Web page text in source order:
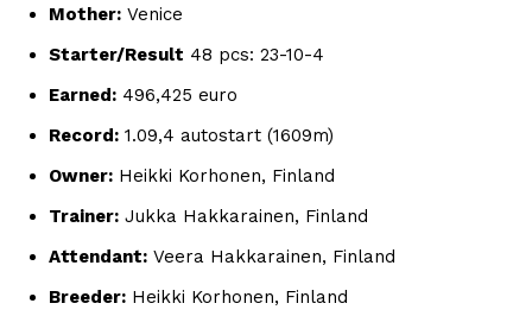
Mother: Venice
Starter/Result 48 pcs: 23-10-4
Earned: 496,425 euro
Record: 1.09,4 autostart (1609m)
Owner: Heikki Korhonen, Finland
Trainer: Jukka Hakkarainen, Finland
Attendant: Veera Hakkarainen, Finland
Breeder: Heikki Korhonen, Finland